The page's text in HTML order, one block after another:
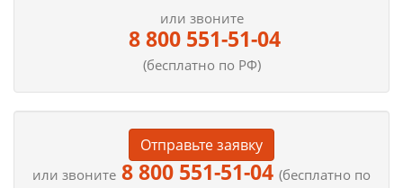
или звоните
8 800 551-51-04
(бесплатно по РФ)
Отправьте заявку
или звоните 8 800 551-51-04 (бесплатно по